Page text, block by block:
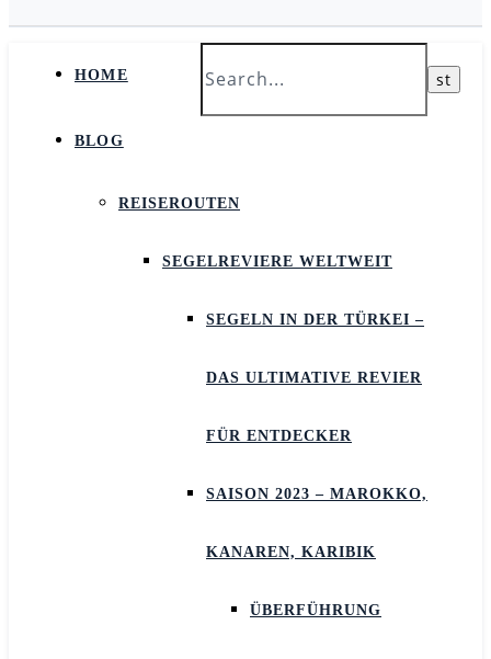
HOME
BLOG
REISEROUTEN
SEGELREVIERE WELTWEIT
SEGELN IN DER TÜRKEI –
DAS ULTIMATIVE REVIER
FÜR ENTDECKER
SAISON 2023 – MAROKKO,
KANAREN, KARIBIK
ÜBERFÜHRUNG